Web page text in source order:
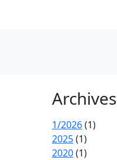
Archives
1/2026(1)
2025(1)
2020(1)